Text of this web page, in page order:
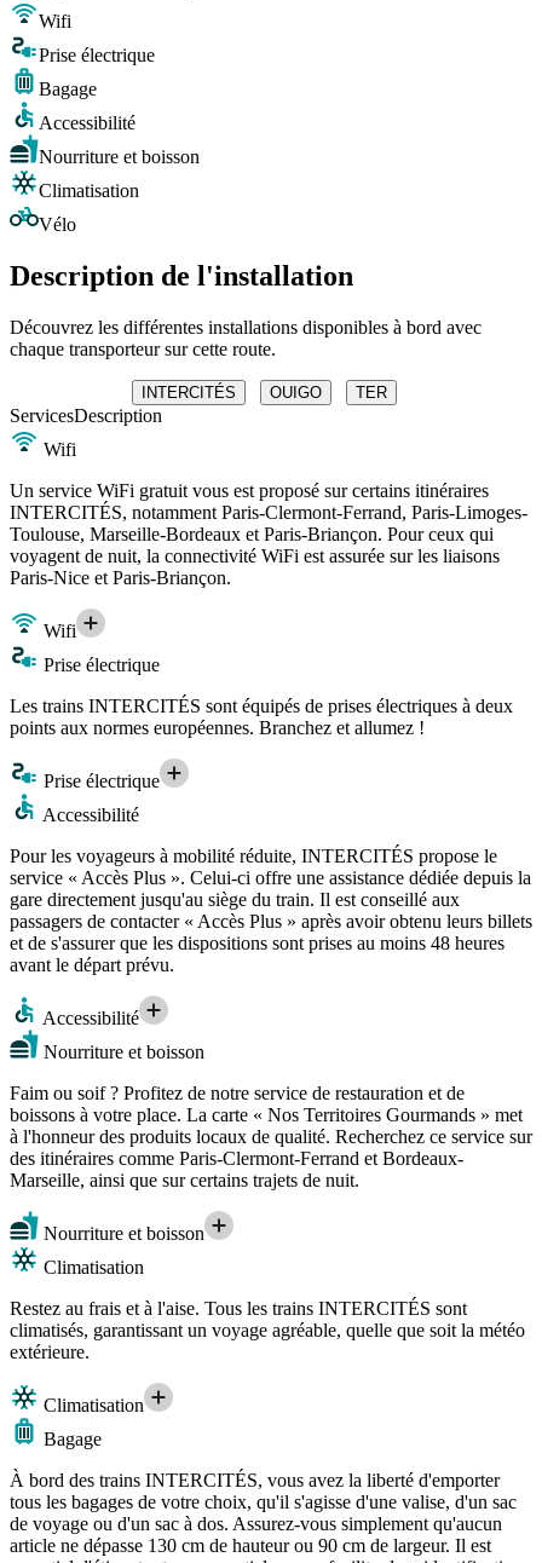
Wifi
Prise électrique
Bagage
Accessibilité
Nourriture et boisson
Climatisation
Vélo
Description de l'installation
Découvrez les différentes installations disponibles à bord avec
chaque transporteur sur cette route.
INTERCITÉS OUIGO TER
ServicesDescription
Wifi
Un service WiFi gratuit vous est proposé sur certains itinéraires
INTERCITÉS, notamment Paris-Clermont-Ferrand, Paris-Limoges-
Toulouse, Marseille-Bordeaux et Paris-Briançon. Pour ceux qui
voyagent de nuit, la connectivité WiFi est assurée sur les liaisons
Paris-Nice et Paris-Briançon.
Wifi
Prise électrique
Les trains INTERCITÉS sont équipés de prises électriques à deux
points aux normes européennes. Branchez et allumez !
Prise électrique
Accessibilité
Pour les voyageurs à mobilité réduite, INTERCITÉS propose le
service « Accès Plus ». Celui-ci offre une assistance dédiée depuis la
gare directement jusqu'au siège du train. Il est conseillé aux
passagers de contacter « Accès Plus » après avoir obtenu leurs billets
et de s'assurer que les dispositions sont prises au moins 48 heures
avant le départ prévu.
Accessibilité
Nourriture et boisson
Faim ou soif ? Profitez de notre service de restauration et de
boissons à votre place. La carte « Nos Territoires Gourmands » met
à l'honneur des produits locaux de qualité. Recherchez ce service sur
des itinéraires comme Paris-Clermont-Ferrand et Bordeaux-
Marseille, ainsi que sur certains trajets de nuit.
Nourriture et boisson
Climatisation
Restez au frais et à l'aise. Tous les trains INTERCITÉS sont
climatisés, garantissant un voyage agréable, quelle que soit la météo
extérieure.
Climatisation
Bagage
À bord des trains INTERCITÉS, vous avez la liberté d'emporter
tous les bagages de votre choix, qu'il s'agisse d'une valise, d'un sac
de voyage ou d'un sac à dos. Assurez-vous simplement qu'aucun
article ne dépasse 130 cm de hauteur ou 90 cm de largeur. Il est